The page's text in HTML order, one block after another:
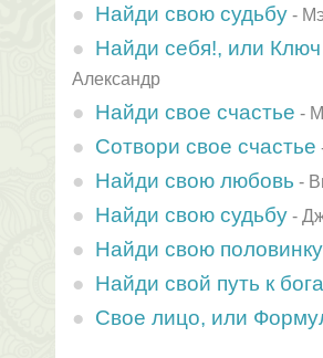
Найди свою судьбу -
Найди себя!, или
Александр
Найди свое счастье -
Сотвори свое счастье
Найди свою любовь -
Найди свою судьбу -
Найди свою половинку
Найди свой путь к
Свое лицо, или